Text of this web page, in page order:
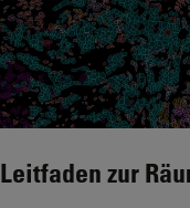
Leitfaden zur